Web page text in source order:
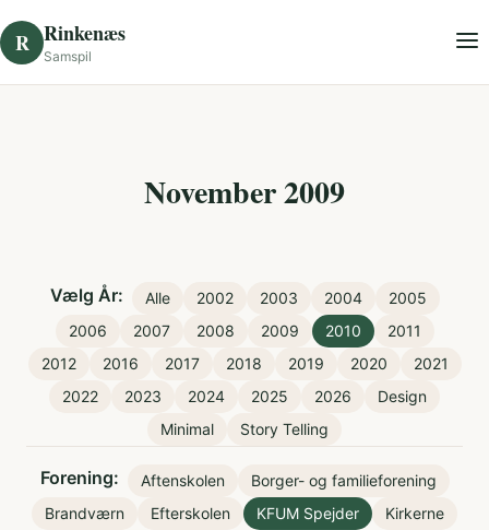
R Rinkenæs
Samspil
November 2009
Vælg År: Alle 2002 2003 2004
2005
2006
2007 2008 2009 2010
2011
2012
2016 2017 2018 2019 2020
2021
2022
2023 2024 2025 2026
Design
Minimal
Story Telling
Forening: Aftenskolen
Borger- og familieforening
Brandværn
Efterskolen KFUM Spejder
Kirkerne